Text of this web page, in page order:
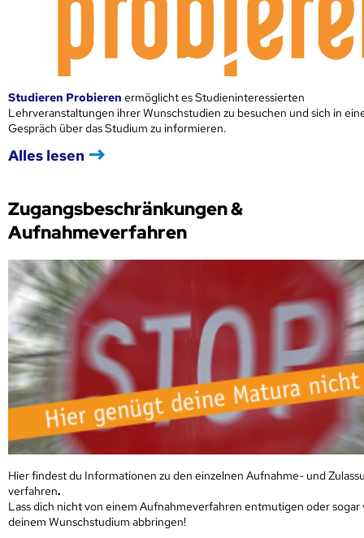
Studieren Probieren ermöglicht es Studieninteressierten
Lehrveranstaltungen ihrer Wunschstudien zu besuchen und sich in
Gespräch über das Studium zu informieren.
Alles lesen
Zugangsbeschränkungen &
Aufnahmeverfahren
Hier findest du Informationen zu den einzelnen Aufnahme- und
verfahren.
Lass dich nicht von einem Aufnahmeverfahren entmutigen oder sogar
deinem Wunschstudium abbringen!